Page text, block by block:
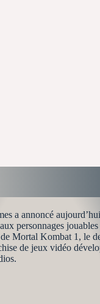
a annoncé
personnages
Mortal Kombat 1, le
de jeux vidéo